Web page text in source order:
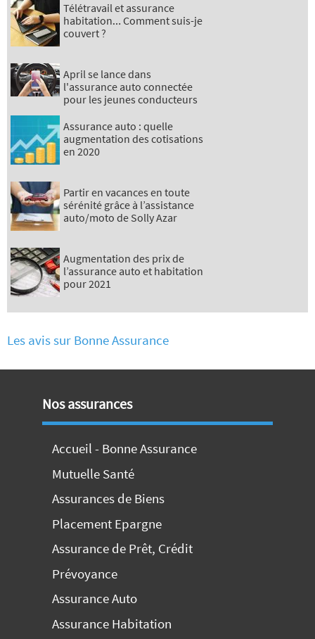
Télétravail et assurance
habitation… Comment suis-je
couvert ?
April se lance dans
l'assurance auto connectée
pour les jeunes conducteurs
Assurance auto : quelle
augmentation des cotisations
en 2020
Partir en vacances en toute
sérénité grâce à l’assistance
auto/moto de Solly Azar
Augmentation des prix de
l’assurance auto et habitation
pour 2021
Les avis sur Bonne Assurance
Nos assurances
Accueil - Bonne Assurance
Mutuelle Santé
Assurances de Biens
Placement Epargne
Assurance de Prêt, Crédit
Prévoyance
Assurance Auto
Assurance Habitation